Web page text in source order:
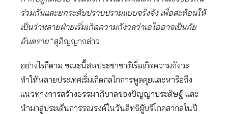
ร่วมกันและยกระดับปราบปรามแบบจริงจัง เพื่อสะท้อนให้
เป็นว่าหลายฝ่ายเริ่มเกิดความกังวลว่าเอไออาจเป็นภัย
อันตราย”สุภิญญากล่าว
อย่างไรก็ตาม ขณะนี้สหประชาชาติเริ่มเกิดความกังวล
ทำให้หลายประเทศเริ่มเกิดกลไกการพูดคุยและหารือถึง
แนวทางการสร้างธรรมาภิบาลของปัญญาประดิษฐ์ และ
นำมาสู่ประเด็นการรณรงค์ในวันสิทธิผู้บริโภคสากลในปี